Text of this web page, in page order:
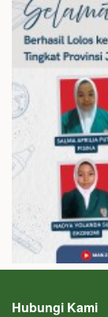
Hubungi Kami